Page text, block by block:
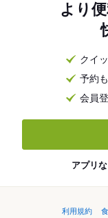
より
クイ
予約
会員
アプリ
利用規約